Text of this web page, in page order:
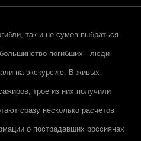
так и не сумев выбраться.
погибших - люди
на экскурсию. В живых
трое из них получили
сразу несколько расчетов
о пострадавших россиянах